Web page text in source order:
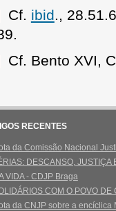
Cf. ibid.,
Cf. Bento XVI,
RECENTES
da Comissão Nacional
DESCANSO, JUSTIÇA
VIDA - CDJP Braga
COM O POVO DE
da CNJP sobre a encíclica